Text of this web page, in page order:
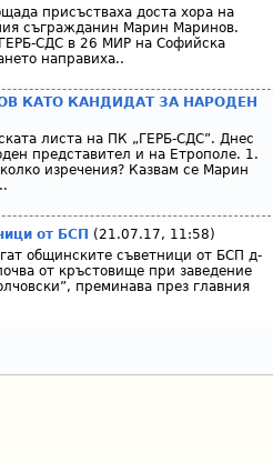
присъстваха доста хора на
съгражданин Марин Маринов.
СДС в 26 МИР на Софийска
направиха..
КАТО КАНДИДАТ ЗА НАРОДЕН
листа на ПК „ГЕРБ-СДС”. Днес
представител и на Етрополе. 1.
изречения? Казвам се Марин
от БСП (21.07.17, 11:58)
общинските съветници от БСП д-
от кръстовище при заведение
преминава през главния